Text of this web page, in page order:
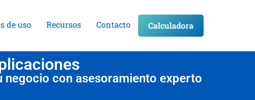
de uso Recursos Contacto Calculadora
con asesoramiento experto